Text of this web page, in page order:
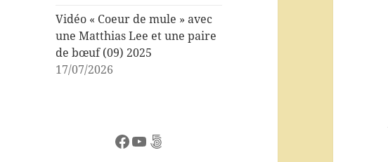
Vidéo « Coeur de mule » avec
une Matthias Lee et une paire
de bœuf (09) 2025
17/07/2026
Facebook
YouTube
500px